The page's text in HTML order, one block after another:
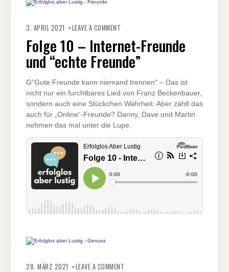
3. APRIL 2021 LEAVE A COMMENT
INTERNET-
FREUNDE
UND
“ECHTE
FREUNDE”
Folge 10 – Internet-Freunde
und “echte Freunde”
G“Gute Freunde kann niemand trennen“ – Das ist
nicht nur ein furchtbares Lied von Franz Beckenbauer,
sondern auch eine Stückchen Wahrheit. Aber zählt das
auch für „Online“-Freunde? Danny, Dave und Martin
nehmen das mal unter die Lupe.
28. MÄRZ 2021 LEAVE A COMMENT